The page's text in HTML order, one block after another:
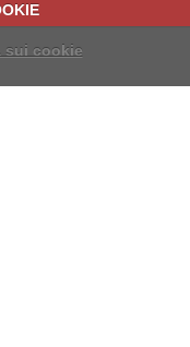
sui cookie